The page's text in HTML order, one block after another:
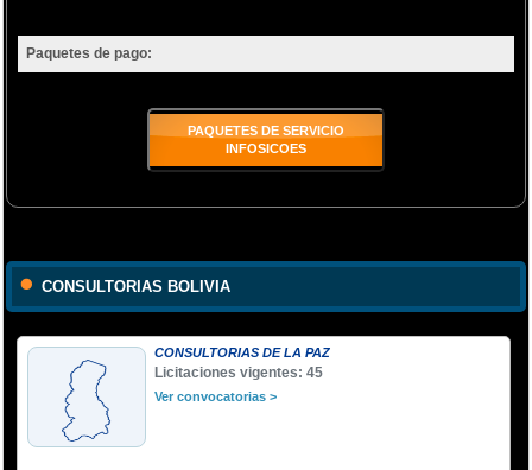
Paquetes de pago:
PAQUETES DE SERVICIO
INFOSICOES
CONSULTORIAS BOLIVIA
CONSULTORIAS DE LA PAZ
Licitaciones vigentes: 45
Ver convocatorias >